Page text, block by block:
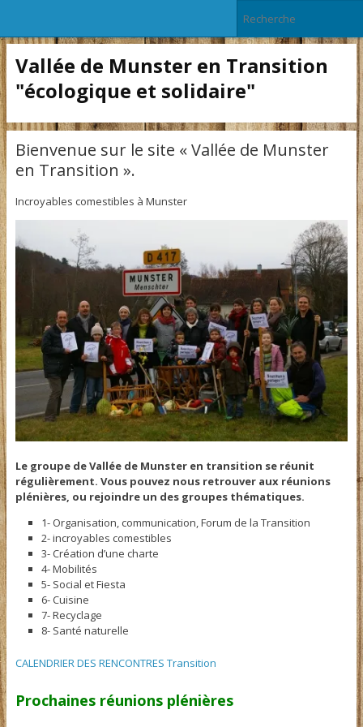
Vallée de Munster en Transition
"écologique et solidaire"
Bienvenue sur le site « Vallée de Munster
en Transition ».
Incroyables comestibles à Munster
Le groupe de Vallée de Munster en transition se réunit
régulièrement. Vous pouvez nous retrouver aux réunions
plénières, ou rejoindre un des groupes thématiques.
1- Organisation, communication, Forum de la Transition
2- incroyables comestibles
3- Création d’une charte
4- Mobilités
5- Social et Fiesta
6- Cuisine
7- Recyclage
8- Santé naturelle
CALENDRIER DES RENCONTRES Transition
Prochaines réunions plénières